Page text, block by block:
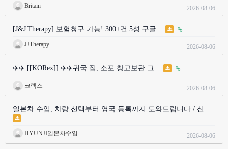
Britain 2026-08-06
[J&J Therapy] 보험청구 가능! 300+건 5성 구글…
JJTherapy 2026-08-06
✈️✈️ [[KORex]] ✈️✈️귀국 짐, 소포.창고보관.그…
코렉스 2026-08-06
일본차 수입, 차량 선택부터 영국 등록까지 도와드립니다 / 신…
HYUNJI일본차수입 2026-08-06